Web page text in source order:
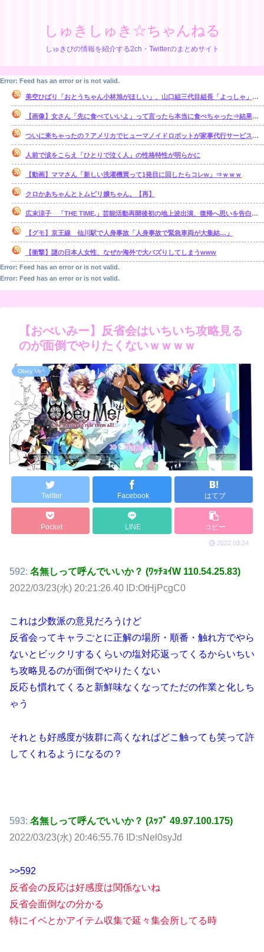
しゅきしゅき☆ちゃんねる
しゅきぴの情報を紹介する2ch・Twitterのまとめサイト
Error: Feed has an error or is not valid.
美空ひばり「おとうちゃん小林旭がほしい」、山口組三代目組長「よっしゃ」、昭和ヤバすぎ⇒！！！
【画像】女さん「先に食べていいよ」って言ったら本当に食べちゃった⇒結果ｗｗ
ついに来ちゃったの？アメリカでヒューマノイドロボットが家事代行サービスを開始
人前で涙をこらえ「ひとりで泣く人」の性格特性が明らかに
【動画】ママさん「新しい洗濯機買って1発目に回したらコレw」⇒ｗｗｗ
クロかあちゃんとトムピリ嬢ちゃん。【再】
広末涼子 「THE TIME,」芸能活動再開後初の地上波出演、復帰へ思いを告白「自分の弱い部分だったり…」
【グモ】京王線 仙川駅で人身事故「人身事故で緊急車両が大集結…」
【衝撃】謎の日本人女性、なぜか海外で大バズりしてしまうwww
Error: Feed has an error or is not valid.
Error: Feed has an error or is not valid.
【おべいみー】反省会はいちいち攻略見る
のが面倒でやりたくないｗｗｗｗ
Obey Me!
Twitter Facebook はてブ
Pocket LINE コピー
2022.03.24
592: 名無しって呼んでいいか？ (ﾜｯﾁｮｲW 110.54.25.83)
2022/03/23(水) 20:21:26.40 ID:OtHjPcgC0
これは少数派の意見だろうけど
反省会ってキャラごとに正解の場所・順番・触れ方でやら
ないとビックリするくらいの塩対応返ってくるからいちい
ち攻略見るのが面倒でやりたくない
反応も慣れてくると新鮮味なくなってただの作業と化しち
ゃう
それとも好感度が抜群に高くなればどこ触っても笑って許
してくれるようになるの？
593: 名無しって呼んでいいか？ (ｽｯﾌﾟ 49.97.100.175)
2022/03/23(水) 20:46:55.76 ID:sNel0syJd
>>592
反省会の反応は好感度は関係ないね
反省会面倒なの分かる
特にイベとかアイテム収集で延々集会所してる時